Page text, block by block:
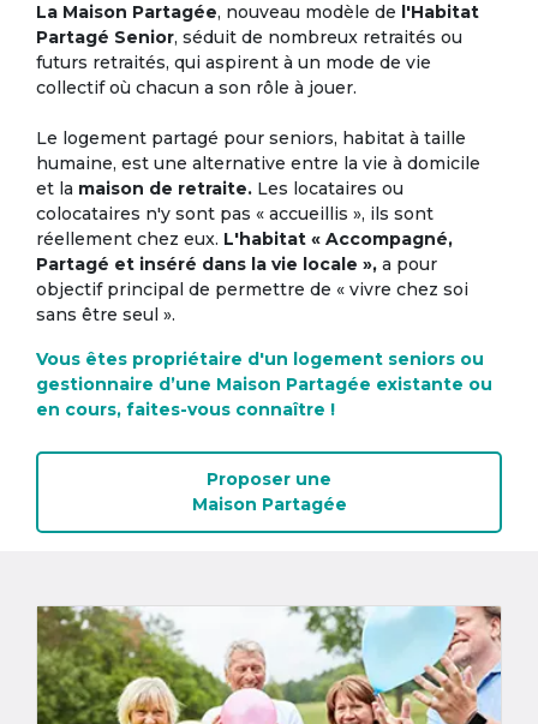
La Maison Partagée, nouveau modèle de l'Habitat
Partagé Senior, séduit de nombreux retraités ou
futurs retraités, qui aspirent à un mode de vie
collectif où chacun a son rôle à jouer.
Le logement partagé pour seniors, habitat à taille
humaine, est une alternative entre la vie à domicile
et la maison de retraite. Les locataires ou
colocataires n'y sont pas « accueillis », ils sont
réellement chez eux. L'habitat « Accompagné,
Partagé et inséré dans la vie locale », a pour
objectif principal de permettre de « vivre chez soi
sans être seul ».
Vous êtes propriétaire d'un logement seniors ou
gestionnaire d’une Maison Partagée existante ou
en cours, faites-vous connaître !
Proposer une
Maison Partagée